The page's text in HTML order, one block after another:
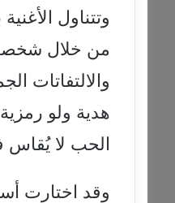
وتتناول
من خلال
والالتفاتات
هدية ولو
الحب لا يُقاس
وقد اختارت